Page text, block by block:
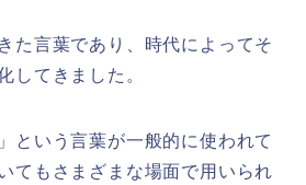
た言葉であり、時代によってそ
してきました。
という言葉が一般的に使われて
てもさまざまな場面で用いられ